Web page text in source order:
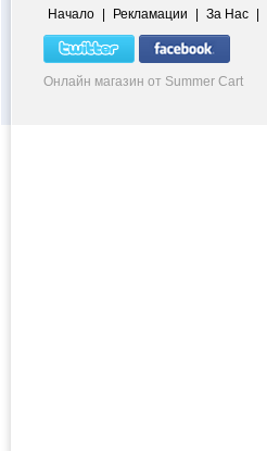
Начало | Рекламации | За Нас |
Онлайн магазин от Summer Cart